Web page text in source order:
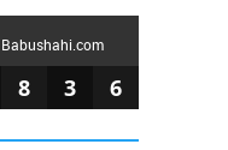
Babushahi.com
8 3 6